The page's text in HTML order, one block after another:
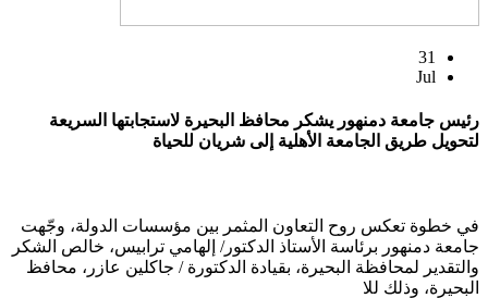
31
Jul
رئيس جامعة دمنهور يشكر محافظ البحيرة لاستجابتها السريعة
لتحويل طريق الجامعة الأهلية إلى شريان للحياة
في خطوة تعكس روح التعاون المثمر بين مؤسسات الدولة، وجّهت
جامعة دمنهور برئاسة الأستاذ الدكتور/ إلهامي ترابيس، خالص الشكر
والتقدير لمحافظة البحيرة، بقيادة الدكتورة / جاكلين عازر، محافظ
البحيرة، وذلك للا